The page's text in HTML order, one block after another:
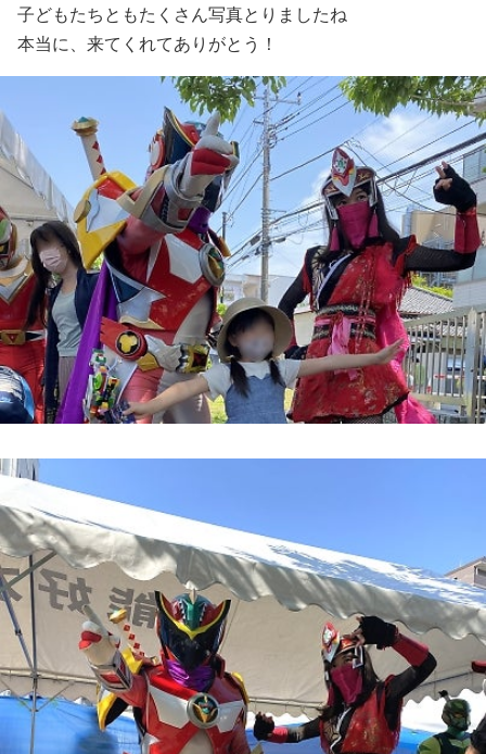
子どもたちともたくさん写真とりましたね
本当に、来てくれてありがとう！